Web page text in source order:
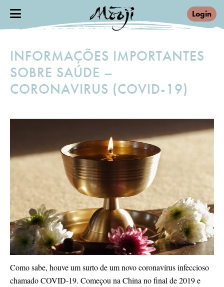
Login
INFORMAÇÕES IMPORTANTES
SOBRE SAÚDE –
CORONAVIRUS (COVID-19)
Como sabe, houve um surto de um novo coronavírus infeccioso
chamado COVID-19. Começou na China no final de 2019 e